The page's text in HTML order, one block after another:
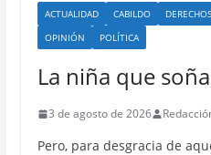
ACTUALIDAD CABILDO
OPINIÓN
POLÍTICA
La niña que
3 de agosto de 2026
Pero, para desgracia de